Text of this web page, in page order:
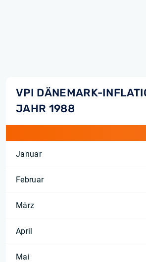
VPI DÄNEMARK-
JAHR 1988
Januar
Februar
März
April
Mai